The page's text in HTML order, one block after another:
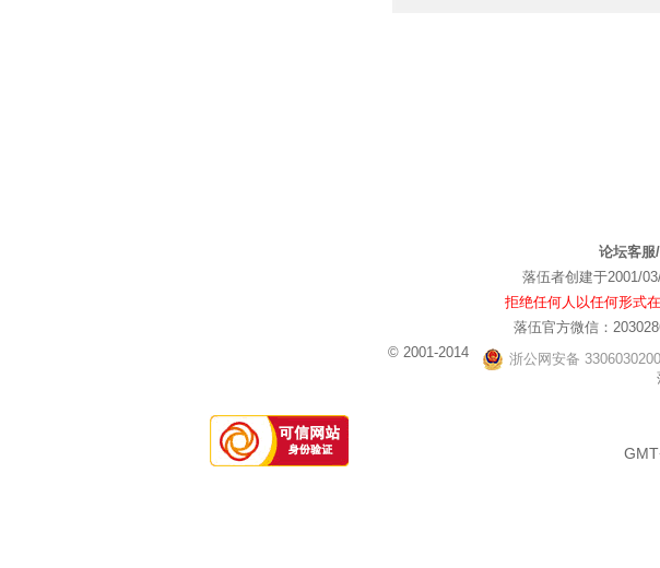
论坛客服
落伍者创建于2001/
拒绝任何人以任何形式
落伍官方微信：
© 2001-2014
浙公网安备